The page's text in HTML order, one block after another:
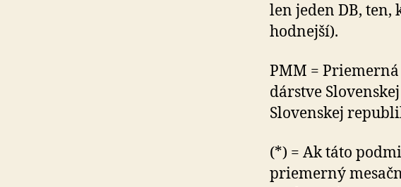
len jeden DB,
hod­nejší).
PMM =
dár­stve
Slo­ven­skej
(*) = Ak táto
priemerný